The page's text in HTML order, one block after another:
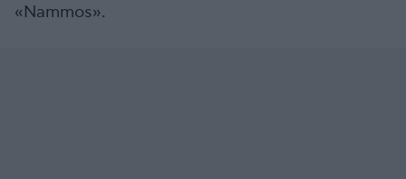
«Nammos».